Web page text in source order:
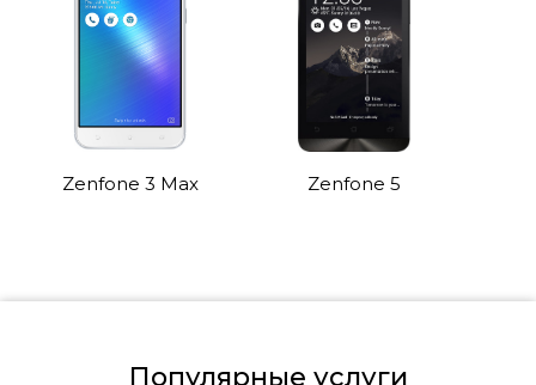
Zenfone 3 Max Zenfone 5
Популярные услуги